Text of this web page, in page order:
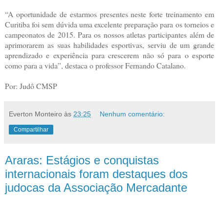
“A oportunidade de estarmos presentes neste forte treinamento em
Curitiba foi sem dúvida uma excelente preparação para os torneios e
campeonatos de 2015. Para os nossos atletas participantes além de
aprimorarem as suas habilidades esportivas, serviu de um grande
aprendizado e experiência para crescerem não só para o esporte
como para a vida”, destaca o professor Fernando Catalano.
Por: Judô CMSP
Everton Monteiro às 23:25 Nenhum comentário:
Compartilhar
Araras: Estágios e conquistas
internacionais foram destaques dos
judocas da Associação Mercadante